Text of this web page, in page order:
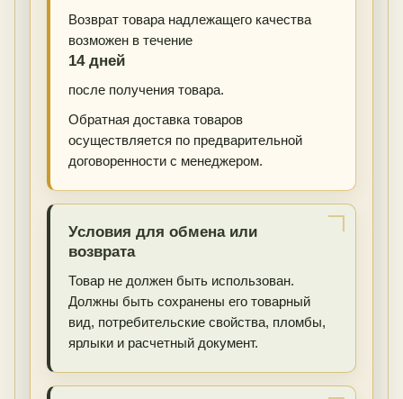
Возврат товара надлежащего качества
возможен в течение
14 дней
после получения товара.
Обратная доставка товаров
осуществляется по предварительной
договоренности с менеджером.
Условия для обмена или
возврата
Товар не должен быть использован.
Должны быть сохранены его товарный
вид, потребительские свойства, пломбы,
ярлыки и расчетный документ.